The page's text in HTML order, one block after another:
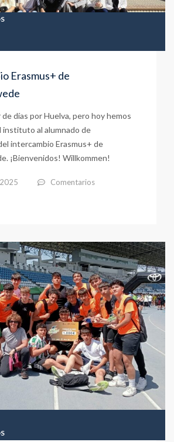
Erasmus+ de
de días por Huelva, pero hoy hemos
instituto al alumnado de
intercambio Erasmus+ de
¡Bienvenidos! Willkommen!
Comentarios